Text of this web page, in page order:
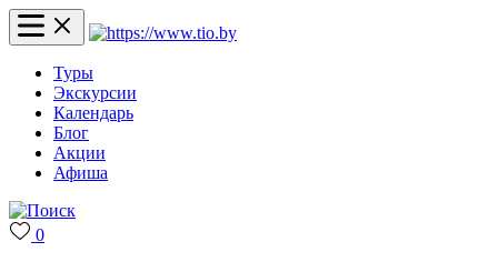
Туры
Экскурсии
Календарь
Блог
Акции
Афиша
0